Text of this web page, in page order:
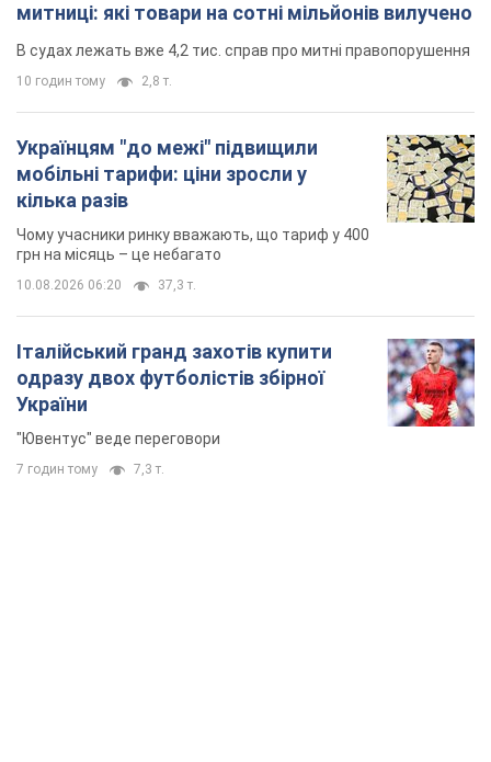
митниці: які товари на сотні мільйонів вилучено
В судах лежать вже 4,2 тис. справ про митні правопорушення
10 годин тому 2,8 т.
Українцям "до межі" підвищили
мобільні тарифи: ціни зросли у
кілька разів
Чому учасники ринку вважають, що тариф у 400
грн на місяць – це небагато
10.08.2026 06:20 37,3 т.
Італійський гранд захотів купити
одразу двох футболістів збірної
України
"Ювентус" веде переговори
7 годин тому 7,3 т.